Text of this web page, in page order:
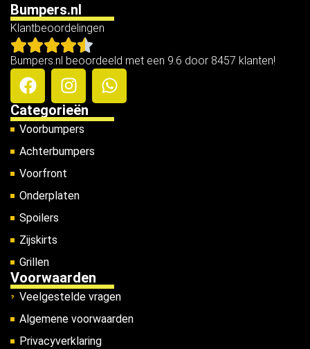
Bumpers.nl
Klantbeoordelingen
Bumpers.nl beoordeeld met een 9.6 door 8457 klanten!
Categorieën
Voorbumpers
Achterbumpers
Voorfront
Onderplaten
Spoilers
Zijskirts
Grillen
Voorwaarden
Veelgestelde vragen
Algemene voorwaarden
Privacyverklaring